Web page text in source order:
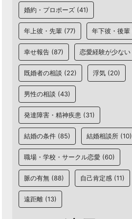
婚約・プロポーズ (41)
年上彼・先輩 (77) 年下彼・後輩
幸せ報告 (87) 恋愛経験が少ない
既婚者の相談 (22) 浮気 (20)
男性の相談 (43)
発達障害・精神疾患 (31)
結婚の条件 (85) 結婚相談所 (10)
職場・学校・サークル恋愛 (60)
脈の有無 (88) 自己肯定感 (11)
遠距離 (13)